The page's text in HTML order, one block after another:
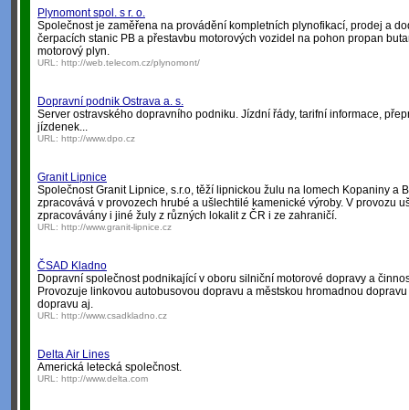
Plynomont spol. s r. o.
Společnost je zaměřena na provádění kompletních plynofikací, prodej a
čerpacích stanic PB a přestavbu motorových vozidel na pohon propan
motorový plyn.
URL: http://web.telecom.cz/plynomont/
Dopravní podnik Ostrava a. s.
Server ostravského dopravního podniku. Jízdní řády, tarifní informace,
jízdenek...
URL: http://www.dpo.cz
Granit Lipnice
Společnost Granit Lipnice, s.r.o, těží lipnickou žulu na lomech Kopaniny a
zpracovává v provozech hrubé a ušlechtilé kamenické výroby. V provozu
zpracovávány i jiné žuly z různých lokalit z ČR i ze zahraničí.
URL: http://www.granit-lipnice.cz
ČSAD Kladno
Dopravní společnost podnikající v oboru silniční motorové dopravy a
Provozuje linkovou autobusovou dopravu a městskou hromadnou
dopravu aj.
URL: http://www.csadkladno.cz
Delta Air Lines
Americká letecká společnost.
URL: http://www.delta.com